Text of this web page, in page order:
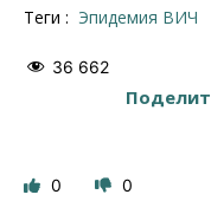
Теги : Эпидемия ВИЧ
36 662
0 0